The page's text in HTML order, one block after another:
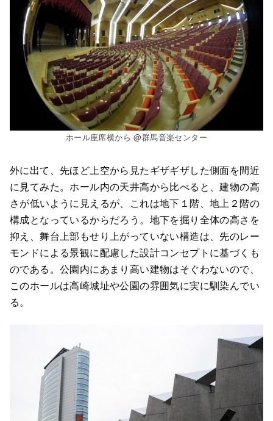
ホール座席横から @群馬音楽センター
外に出て、先ほど上空から見たギザギザした側面を間近
に見てみた。ホール内の天井高から比べると、建物の高
さが低いように見えるが、これは地下１階、地上２階の
構成となっているからだろう。地下を掘り全体の高さを
抑え、舞台上部もせり上がっていない構造は、先のレー
モンドによる景観に配慮した設計コンセプトに基づくも
のである。公園内にあまり高い建物はそぐわないので、
このホールは高崎城址や公園の雰囲気に実に馴染んでい
る。